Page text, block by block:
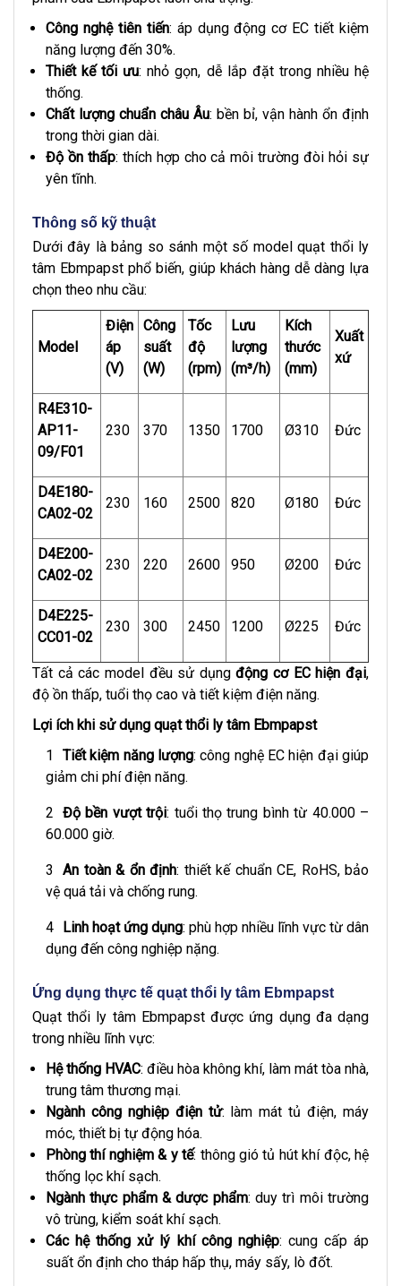
Công nghệ tiên tiến: áp dụng động cơ EC tiết kiệm
năng lượng đến 30%.
Thiết kế tối ưu: nhỏ gọn, dễ lắp đặt trong nhiều hệ
thống.
Chất lượng chuẩn châu Âu: bền bỉ, vận hành ổn định
trong thời gian dài.
Độ ồn thấp: thích hợp cho cả môi trường đòi hỏi sự
yên tĩnh.
Thông số kỹ thuật
Dưới đây là bảng so sánh một số model quạt thổi ly
tâm Ebmpapst phổ biến, giúp khách hàng dễ dàng lựa
chọn theo nhu cầu:
Model
Điện
áp
(V)
Công
suất
(W)
Tốc
độ
(rpm)
Lưu
lượng
(m³/h)
Kích
thước
(mm)
Xuất
xứ
R4E310-
AP11-
09/F01
230 370 1350 1700 Ø310 Đức
D4E180-
CA02-02
230 160 2500 820 Ø180 Đức
D4E200-
CA02-02
230 220 2600 950 Ø200 Đức
D4E225-
CC01-02
230 300 2450 1200 Ø225 Đức
Tất cả các model đều sử dụngđộng cơ EC hiện đại,
độ ồn thấp, tuổi thọ cao và tiết kiệm điện năng.
Lợi ích khi sử dụng quạt thổi ly tâm Ebmpapst
Tiết kiệm năng lượng: công nghệ EC hiện đại giúp
giảm chi phí điện năng.
Độ bền vượt trội: tuổi thọ trung bình từ 40.000 –
60.000 giờ.
An toàn & ổn định: thiết kế chuẩn CE, RoHS, bảo
vệ quá tải và chống rung.
Linh hoạt ứng dụng: phù hợp nhiều lĩnh vực từ dân
dụng đến công nghiệp nặng.
Ứng dụng thực tế quạt thổi ly tâm Ebmpapst
Quạt thổi ly tâm Ebmpapst được ứng dụng đa dạng
trong nhiều lĩnh vực:
Hệ thống HVAC: điều hòa không khí, làm mát tòa nhà,
trung tâm thương mại.
Ngành công nghiệp điện tử: làm mát tủ điện, máy
móc, thiết bị tự động hóa.
Phòng thí nghiệm & y tế: thông gió tủ hút khí độc, hệ
thống lọc khí sạch.
Ngành thực phẩm & dược phẩm: duy trì môi trường
vô trùng, kiểm soát khí sạch.
Các hệ thống xử lý khí công nghiệp: cung cấp áp
suất ổn định cho tháp hấp thụ, máy sấy, lò đốt.